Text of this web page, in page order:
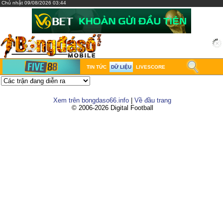
Chủ nhật 09/08/2026 03:44
TIN TỨC DỮ LIỆU LIVESCORE
Xem trên bongdaso66.info
Về đầu trang
© 2006-2026 Digital Football